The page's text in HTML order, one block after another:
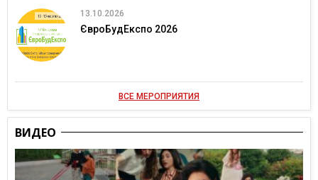
13.10.2026
ЄвроБудЕкспо 2026
ВСЕ МЕРОПРИЯТИЯ
ВИДЕО